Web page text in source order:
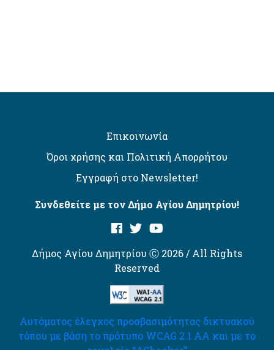
Επικοινωνία
Όροι χρήσης και Πολιτική Απορρήτου
Εγγραφή στο Newsletter!
Συνδεθείτε με τον Δήμο Αγίου Δημητρίου!
Δήμος Αγίου Δημητρίου Ⓒ 2026 / All Rights
Reserved
Αυτόματος έλεγχος προσβασιμότητας δικτυακού
τόπου με βάση το πρότυπο WCAG 2.1 AA και με το